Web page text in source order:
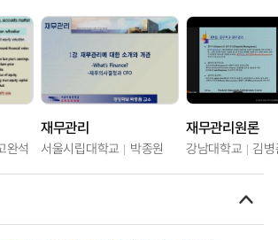
완석
재무관리
서울시립대학교 박종원
재무관리원론
강남대학교 김